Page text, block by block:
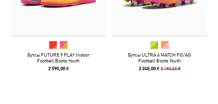
Бутсы FUTURE 9 PLAY Indoor
Football Boots Youth
2 590,00 ₴
Бутсы ULTRA 6 MATCH FG/AG
Football Boots Youth
2 240,00 ₴3 190,00 ₴